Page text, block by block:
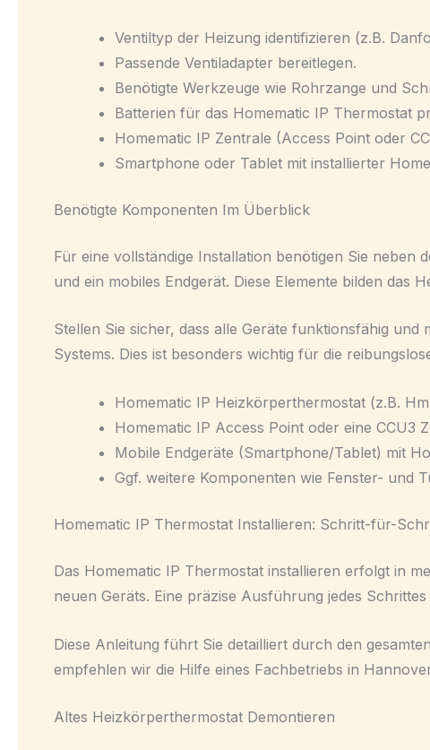
Ventiltyp der Heizung identifizieren (z.B.
Passende Ventiladapter bereitlegen.
Benötigte Werkzeuge wie Rohrzange und
Batterien für das Homematic IP Thermostat
Homematic IP Zentrale (Access Point oder
Smartphone oder Tablet mit installierter
Benötigte Komponenten Im Überblick
Für eine vollständige Installation benötigen Sie neben
und ein mobiles Endgerät. Diese Elemente bilden das
Stellen Sie sicher, dass alle Geräte funktionsfähig
Systems. Dies ist besonders wichtig für die
Homematic IP Heizkörperthermostat (z.B.
Homematic IP Access Point oder eine CCU3
Mobile Endgeräte (Smartphone/Tablet) mit
Ggf. weitere Komponenten wie Fenster- und
Homematic IP Thermostat Installieren: Schritt-für-
Das Homematic IP Thermostat installieren erfolgt in
neuen Geräts. Eine präzise Ausführung jedes
Diese Anleitung führt Sie detailliert durch den
empfehlen wir die Hilfe eines Fachbetriebs in
Altes Heizkörperthermostat Demontieren